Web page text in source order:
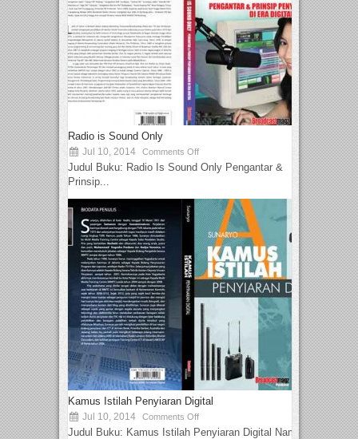
Radio is Sound Only
Jul 10, 2014 Comments Off
Judul Buku: Radio Is Sound Only Pengantar &
Prinsip...
Kamus Istilah Penyiaran Digital
Jul 10, 2014 Comments Off
Judul Buku: Kamus Istilah Penyiaran Digital Nama